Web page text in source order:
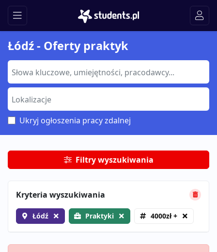
Łódź - Oferty praktyk
Ukryj ogłoszenia pracy zdalnej
Filtry wyszukiwania
Kryteria wyszukiwania
Łódź Praktyki 4000zł +